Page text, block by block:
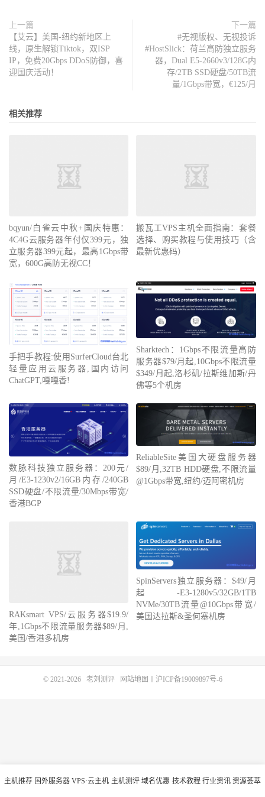
上一篇
【艾云】美国-纽约新地区上
线，原生解锁Tiktok，双ISP
IP，免费20Gbps DDoS防御，喜
迎国庆活动！
下一篇
#无视版权、无视投诉
#HostSlick：荷兰高防独立服务
器，Dual E5-2660v3/128G内
存/2TB SSD硬盘/50TB流
量/1Gbps带宽，€125/月
相关推荐
bqyun/白雀云中秋+国庆特惠：
4C4G云服务器年付仅399元，独
立服务器399元起，最高1Gbps带
宽，600G高防无视CC！
搬瓦工VPS主机全面指南：套餐
选择、购买教程与使用技巧（含
最新优惠码）
手把手教程:使用SurferCloud台北
轻量应用云服务器,国内访问
ChatGPT,嘎嘎香!
Sharktech：1Gbps不限流量高防
服务器$79/月起,10Gbps不限流量
$349/月起,洛杉矶/拉斯维加斯/丹
佛等5个机房
数脉科技独立服务器：200元/
月/E3-1230v2/16GB内存/240GB
SSD硬盘/不限流量/30Mbps带宽/
香港BGP
ReliableSite美国大硬盘服务器
$89/月,32TB HDD硬盘,不限流量
@1Gbps带宽,纽约/迈阿密机房
RAKsmart VPS/云服务器$19.9/
年,1Gbps不限流量服务器$89/月,
美国/香港多机房
SpinServers独立服务器：$49/月
起-E3-1280v5/32GB/1TB
NVMe/30TB流量@10Gbps带宽/
美国达拉斯&圣何塞机房
主机推荐 国外服务器 VPS·云主机 主机测评 域名优惠 技术教程 行业资讯 资源荟萃
© 2021-2026 老刘测评 网站地图 沪ICP备19009897号-6